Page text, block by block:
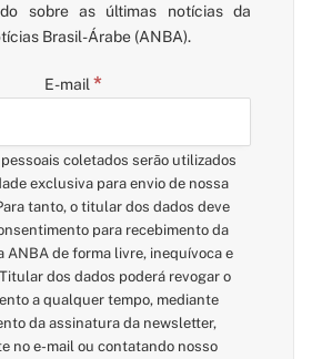
sobre as últimas notícias da
Brasil-Árabe (ANBA).
E-mail *
coletados serão utilizados
exclusiva para envio de nossa
tanto, o titular dos dados deve
para recebimento da
ANBA de forma livre, inequívoca e
dos dados poderá revogar o
a qualquer tempo, mediante
da assinatura da newsletter,
no e-mail ou contatando nosso